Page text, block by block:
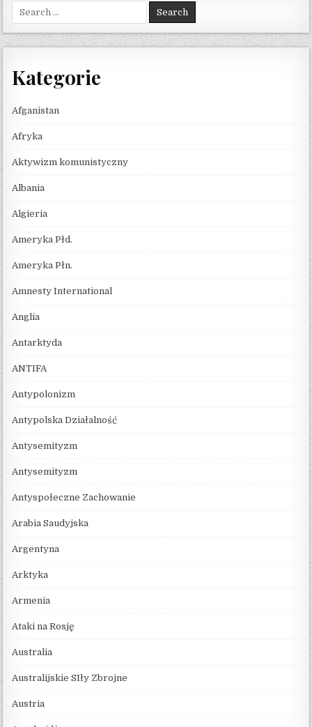
Search for:
Kategorie
Afganistan
Afryka
Aktywizm komunistyczny
Albania
Algieria
Ameryka Płd.
Ameryka Płn.
Amnesty International
Anglia
Antarktyda
ANTIFA
Antypolonizm
Antypolska Działalność
Antysemityzm
Antysemityzm
Antyspołeczne Zachowanie
Arabia Saudyjska
Argentyna
Arktyka
Armenia
Ataki na Rosję
Australia
Australijskie SIły Zbrojne
Austria